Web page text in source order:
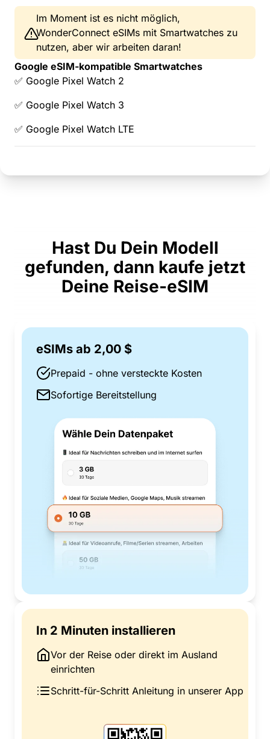
Im Moment ist es nicht möglich,
WonderConnect eSIMs mit Smartwatches zu
nutzen, aber wir arbeiten daran!
Google eSIM-kompatible Smartwatches
✅ Google Pixel Watch 2
✅ Google Pixel Watch 3
✅ Google Pixel Watch LTE
Hast Du Dein Modell
gefunden, dann kaufe jetzt
Deine Reise-eSIM
eSIMs ab 2,00 $
Prepaid - ohne versteckte Kosten
Sofortige Bereitstellung
In 2 Minuten installieren
Vor der Reise oder direkt im Ausland
einrichten
Schritt-für-Schritt Anleitung in unserer App